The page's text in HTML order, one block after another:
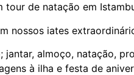
tour de natação em
nossos iates
almoço, natação,
à ilha e festa de